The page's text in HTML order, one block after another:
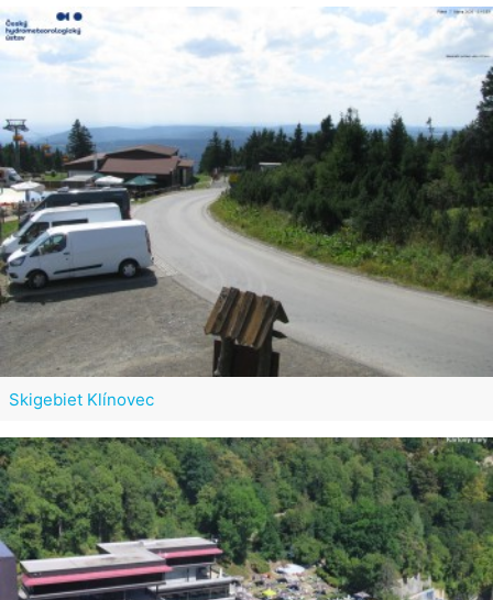
Skigebiet Klínovec